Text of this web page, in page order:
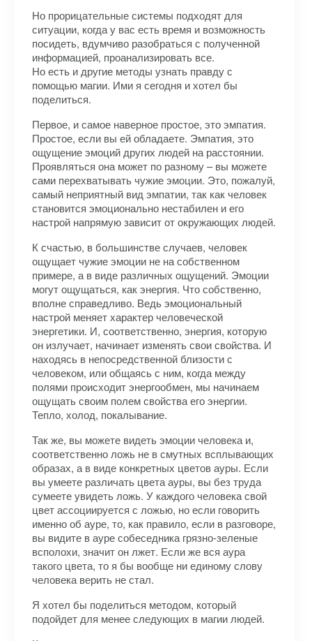
Но прорицательные системы подходят для
ситуации, когда у вас есть время и возможность
посидеть, вдумчиво разобраться с полученной
информацией, проанализировать все.
Но есть и другие методы узнать правду с
помощью магии. Ими я сегодня и хотел бы
поделиться.
Первое, и самое наверное простое, это эмпатия.
Простое, если вы ей обладаете. Эмпатия, это
ощущение эмоций других людей на расстоянии.
Проявляться она может по разному – вы можете
сами перехватывать чужие эмоции. Это, пожалуй,
самый неприятный вид эмпатии, так как человек
становится эмоционально нестабилен и его
настрой напрямую зависит от окружающих людей.
К счастью, в большинстве случаев, человек
ощущает чужие эмоции не на собственном
примере, а в виде различных ощущений. Эмоции
могут ощущаться, как энергия. Что собственно,
вполне справедливо. Ведь эмоциональный
настрой меняет характер человеческой
энергетики. И, соответственно, энергия, которую
он излучает, начинает изменять свои свойства. И
находясь в непосредственной близости с
человеком, или общаясь с ним, когда между
полями происходит энергообмен, мы начинаем
ощущать своим полем свойства его энергии.
Тепло, холод, покалывание.
Так же, вы можете видеть эмоции человека и,
соответственно ложь не в смутных всплывающих
образах, а в виде конкретных цветов ауры. Если
вы умеете различать цвета ауры, вы без труда
сумеете увидеть ложь. У каждого человека свой
цвет ассоциируется с ложью, но если говорить
именно об ауре, то, как правило, если в разговоре,
вы видите в ауре собеседника грязно-зеленые
всполохи, значит он лжет. Если же вся аура
такого цвета, то я бы вообще ни единому слову
человека верить не стал.
Я хотел бы поделиться методом, который
подойдет для менее следующих в магии людей.